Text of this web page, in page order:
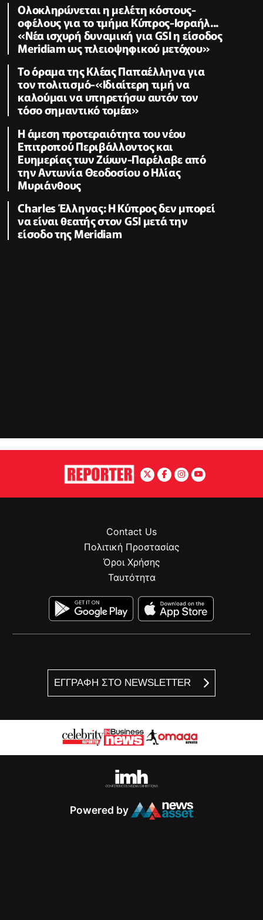
Ολοκληρώνεται η μελέτη κόστους-
οφέλους για το τμήμα Κύπρος-Ισραήλ...
«Νέα ισχυρή δυναμική για GSI η είσοδος
Meridiam ως πλειοψηφικού μετόχου»
Το όραμα της Κλέας Παπαέλληνα για
τον πολιτισμό-«Ιδιαίτερη τιμή να
καλούμαι να υπηρετήσω αυτόν τον
τόσο σημαντικό τομέα»
Η άμεση προτεραιότητα του νέου
Επιτροπού Περιβάλλοντος και
Ευημερίας των Ζώων-Παρέλαβε από
την Αντωνία Θεοδοσίου ο Ηλίας
Μυριάνθους
Charles Έλληνας: Η Κύπρος δεν μπορεί
να είναι θεατής στον GSI μετά την
είσοδο της Meridiam
ΕΓΓΡΑΦΗ ΣΤΟ NEWSLETTER
Contact Us
Πολιτική Προστασίας
Όροι Χρήσης
Ταυτότητα
Powered by